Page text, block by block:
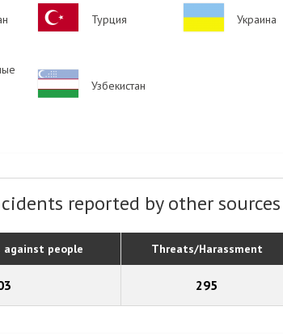
Image
Турция Украина
Image
Узбекистан
reported by other sources
people Threats/Harassment
295